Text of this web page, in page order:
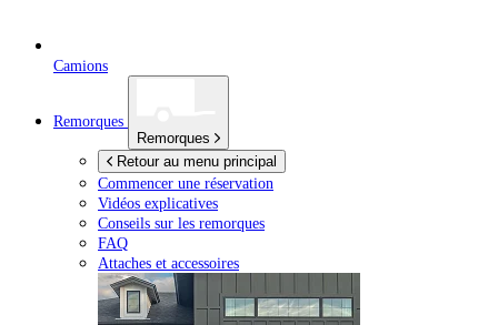
Camions
Remorques
Remorques
Retour au menu principal
Commencer une réservation
Vidéos explicatives
Conseils sur les remorques
FAQ
Attaches et accessoires